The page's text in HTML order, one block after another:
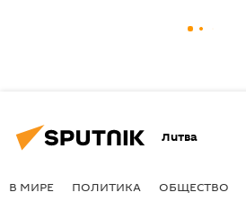
Литва
В МИРЕ ПОЛИТИКА ОБЩЕСТВО